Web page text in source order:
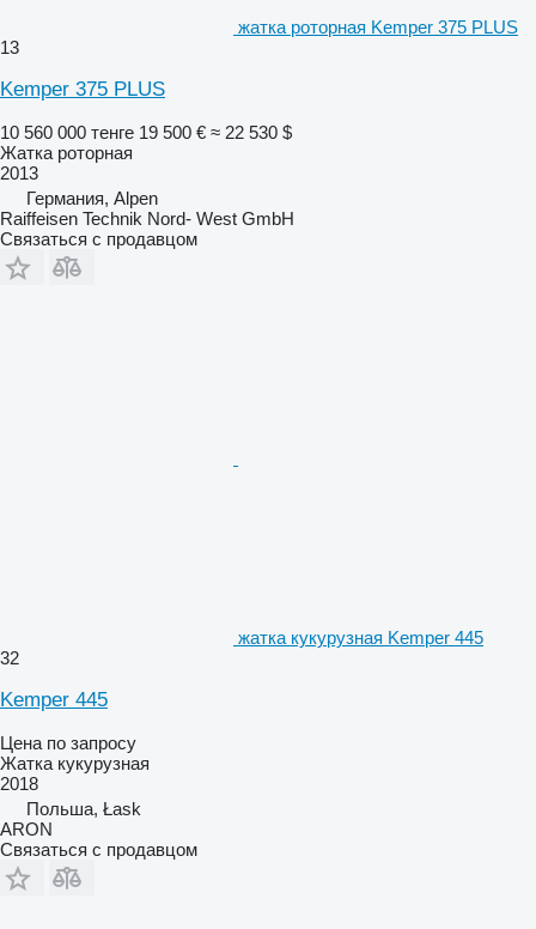
жатка роторная Kemper 375 PLUS
13
Kemper 375 PLUS
10 560 000 тенге 19 500 € ≈ 22 530 $
Жатка роторная
2013
Германия, Alpen
Raiffeisen Technik Nord- West GmbH
Связаться с продавцом
жатка кукурузная Kemper 445
32
Kemper 445
Цена по запросу
Жатка кукурузная
2018
Польша, Łask
ARON
Связаться с продавцом